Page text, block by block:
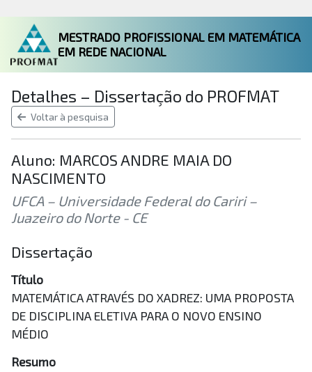
MESTRADO PROFISSIONAL EM MATEMÁTICA
EM REDE NACIONAL
Detalhes – Dissertação do PROFMAT
Voltar à pesquisa
Aluno: MARCOS ANDRE MAIA DO
NASCIMENTO
UFCA – Universidade Federal do Cariri –
Juazeiro do Norte - CE
Dissertação
Título
MATEMÁTICA ATRAVÉS DO XADREZ: UMA PROPOSTA
DE DISCIPLINA ELETIVA PARA O NOVO ENSINO
MÉDIO
Resumo